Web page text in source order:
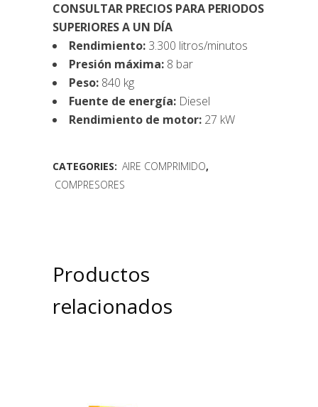
CONSULTAR PRECIOS PARA PERIODOS
SUPERIORES A UN DÍA
Rendimiento: 3.300 litros/minutos
Presión máxima: 8 bar
Peso: 840 kg
Fuente de energía: Diesel
Rendimiento de motor: 27 kW
CATEGORIES: AIRE COMPRIMIDO,
COMPRESORES
Productos
relacionados